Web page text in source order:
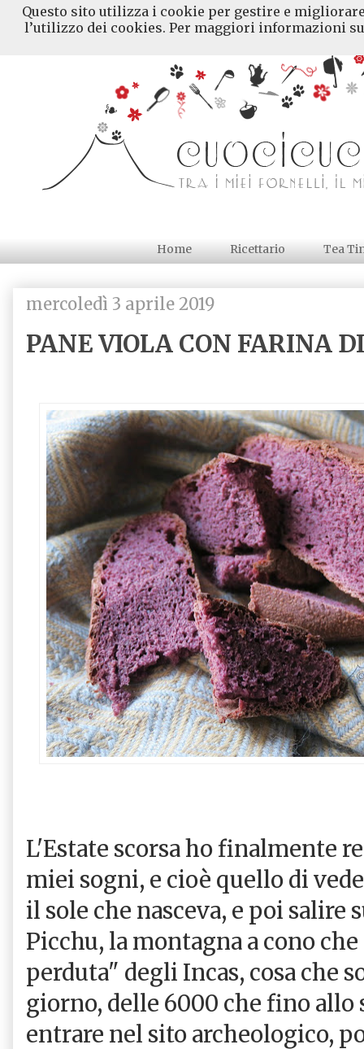
Home Ricettario Tea
mercoledì 3 aprile 2019
PANE VIOLA CON FARINA
L'Estate scorsa ho finalmente
miei sogni, e cioè quello di
il sole che nasceva, e poi salire
Picchu, la montagna a cono
perduta" degli Incas, cosa che
giorno, delle 6000 che fino allo
entrare nel sito archeologico,
Questo sito utilizza i cookie per gestire e
l’utilizzo dei cookies. Per maggiori informazioni